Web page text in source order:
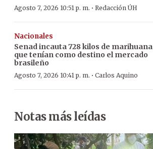
Agosto 7, 2026 10:51 p. m. · Redacción ÚH
Nacionales
Senad incauta 728 kilos de marihuana
que tenían como destino el mercado
brasileño
Agosto 7, 2026 10:41 p. m. · Carlos Aquino
Notas más leídas